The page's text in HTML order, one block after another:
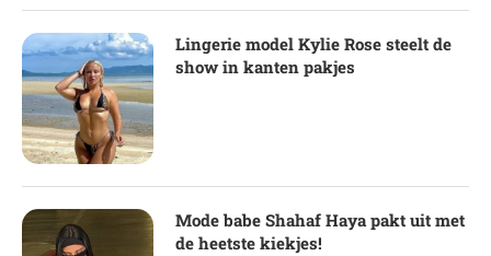
Lingerie model Kylie Rose steelt de
show in kanten pakjes
Mode babe Shahaf Haya pakt uit met
de heetste kiekjes!